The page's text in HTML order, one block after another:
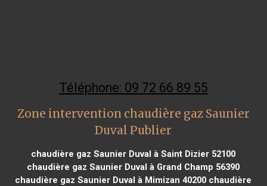
Téléphone: 09 72 66 89 55
Zone intervention chaudière gaz Saunier
Duval Publier
chaudière gaz Saunier Duval à Saint Dizier 52100
chaudière gaz Saunier Duval à Grand Champ 56390
chaudière gaz Saunier Duval à Mimizan 40200 chaudière